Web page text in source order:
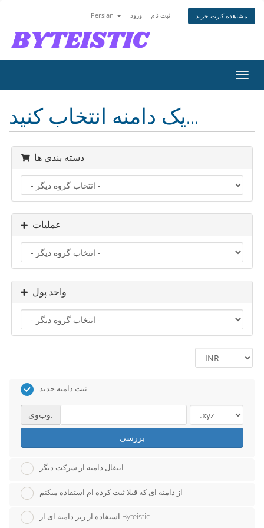
Persian ورود ثبت نام مشاهده کارت خرید
تغییر
یک دامنه انتخاب کنید...
دسته بندی ها
عملیات
واحد پول
ثبت دامنه جدید
وب‌وی.
بررسی
انتقال دامنه از شرکت دیگر
از دامنه ای که قبلا ثبت کرده ام استفاده میکنم
استفاده از زیر دامنه ای از Byteistic